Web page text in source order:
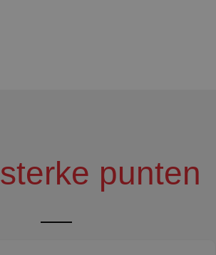
sterke punten